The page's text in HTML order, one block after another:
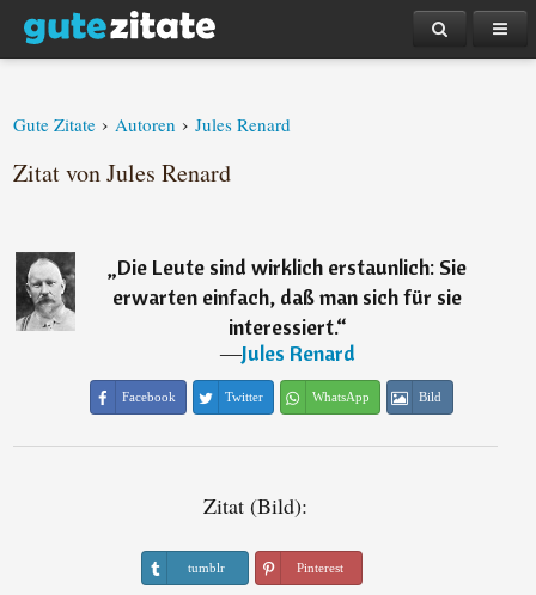
Gute Zitate › Autoren › Jules Renard
Zitat von Jules Renard
„Die Leute sind wirklich erstaunlich: Sie
erwarten einfach, daß man sich für sie
interessiert.“
―Jules Renard
Facebook Twitter WhatsApp Bild
Zitat (Bild):
tumblr Pinterest